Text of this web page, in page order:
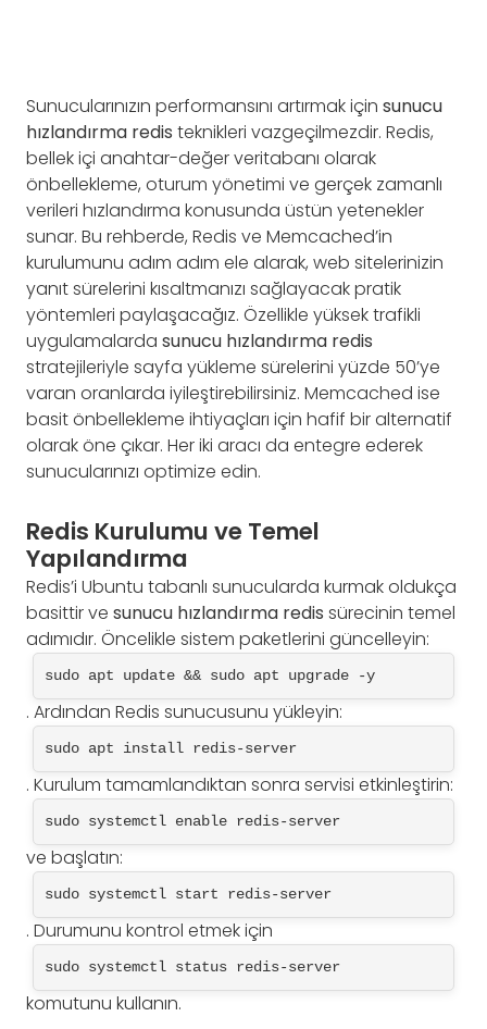
Sunucularınızın performansını artırmak için sunucu
hızlandırma redis teknikleri vazgeçilmezdir. Redis,
bellek içi anahtar-değer veritabanı olarak
önbellekleme, oturum yönetimi ve gerçek zamanlı
verileri hızlandırma konusunda üstün yetenekler
sunar. Bu rehberde, Redis ve Memcached’in
kurulumunu adım adım ele alarak, web sitelerinizin
yanıt sürelerini kısaltmanızı sağlayacak pratik
yöntemleri paylaşacağız. Özellikle yüksek trafikli
uygulamalarda sunucu hızlandırma redis
stratejileriyle sayfa yükleme sürelerini yüzde 50’ye
varan oranlarda iyileştirebilirsiniz. Memcached ise
basit önbellekleme ihtiyaçları için hafif bir alternatif
olarak öne çıkar. Her iki aracı da entegre ederek
sunucularınızı optimize edin.
Redis Kurulumu ve Temel
Yapılandırma
Redis’i Ubuntu tabanlı sunucularda kurmak oldukça
basittir ve sunucu hızlandırma redis sürecinin temel
adımıdır. Öncelikle sistem paketlerini güncelleyin:
sudo apt update && sudo apt upgrade -y
. Ardından Redis sunucusunu yükleyin:
sudo apt install redis-server
. Kurulum tamamlandıktan sonra servisi etkinleştirin:
sudo systemctl enable redis-server
ve başlatın:
sudo systemctl start redis-server
. Durumunu kontrol etmek için
sudo systemctl status redis-server
komutunu kullanın.